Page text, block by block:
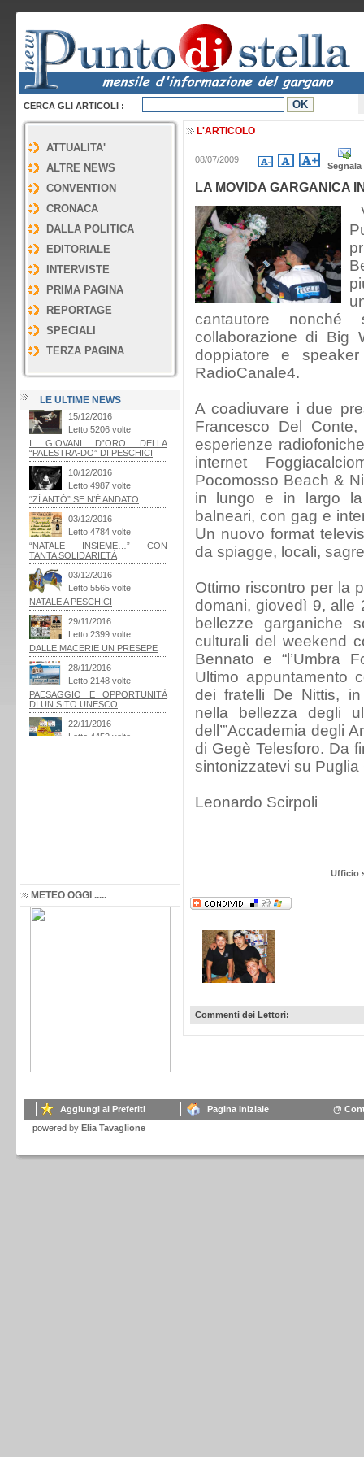
CERCA GLI ARTICOLI :
ATTUALITA'
ALTRE NEWS
CONVENTION
CRONACA
DALLA POLITICA
EDITORIALE
INTERVISTE
PRIMA PAGINA
REPORTAGE
SPECIALI
TERZA PAGINA
LE ULTIME NEWS
METEO OGGI .....
L'ARTICOLO
08/07/2009
Segnala
LA MOVIDA GARGANICA
cantautore nonché
collaborazione di Big
doppiatore e speaker
RadioCanale4.
A coadiuvare i due
Francesco Del
esperienze
internet
Pocomosso Beach &
in lungo e in largo
balneari, con gag e
Un nuovo format
da spiagge, locali,
Ottimo riscontro per la
domani, giovedì 9, alle
bellezze garganiche
culturali del weekend
Bennato e “l’Umbra
Ultimo appuntamento
dei fratelli De Nittis,
nella bellezza degli
dell’”Accademia degli
di Gegè Telesforo. Da
sintonizzatevi su Puglia
Leonardo Scirpoli
Ufficio
Commenti dei Lettori:
Aggiungi ai Preferiti Pagina Iniziale
@
powered by Elia Tavaglione